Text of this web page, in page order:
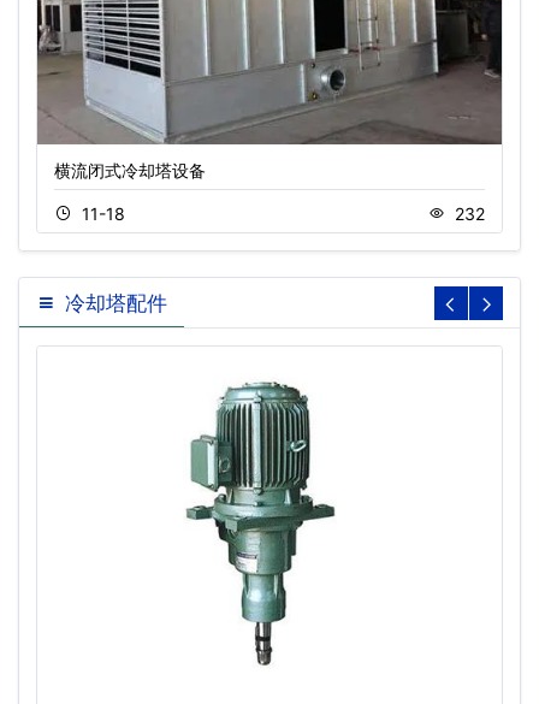
横流闭式冷却塔设备
11-18 232
冷却塔配件